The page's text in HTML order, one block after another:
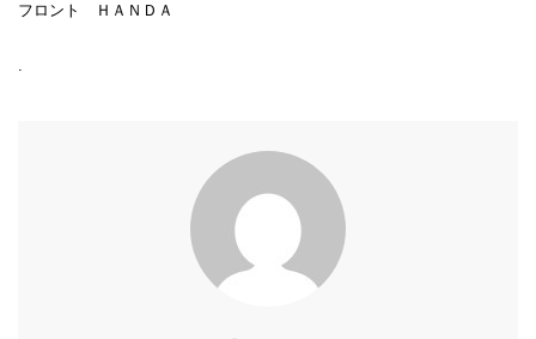
フロント ＨＡＮＤＡ
.